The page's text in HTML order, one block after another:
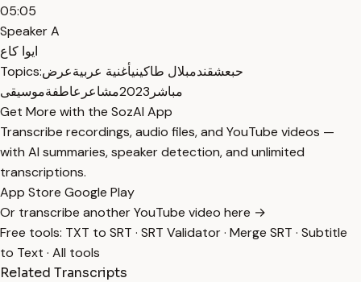
05:05
Speaker A
ايوا كاع
Topics:
حبعشقندمبلال طاكينيأغنية عربيةعرض
مباشر 2023مشاعر عاطفةموسيقى
Get More with the SozAI App
Transcribe recordings, audio files, and YouTube videos —
with AI summaries, speaker detection, and unlimited
transcriptions.
App Store Google Play
Or transcribe another YouTube video here →
Free tools: TXT to SRT · SRT Validator· Merge SRT · Subtitle
to Text · All tools
Related Transcripts